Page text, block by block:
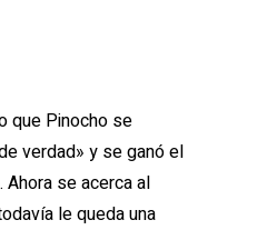
que Pinocho se
verdad» y se ganó el
Ahora se acerca al
le queda una